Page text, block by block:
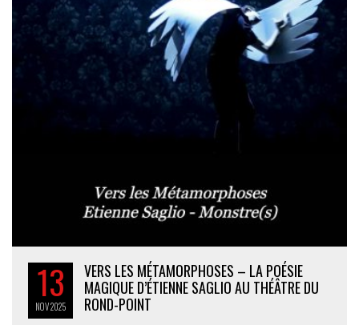
13
NOV2025
VERS LES MÉTAMORPHOSES – LA POÉSIE
MAGIQUE D’ÉTIENNE SAGLIO AU THÉÂTRE DU
ROND-POINT